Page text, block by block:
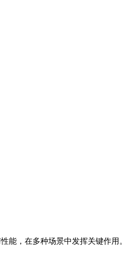
能，在多种场景中发挥关键作用。